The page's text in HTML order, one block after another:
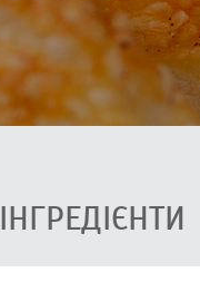
ІНГРЕДІЄНТИ